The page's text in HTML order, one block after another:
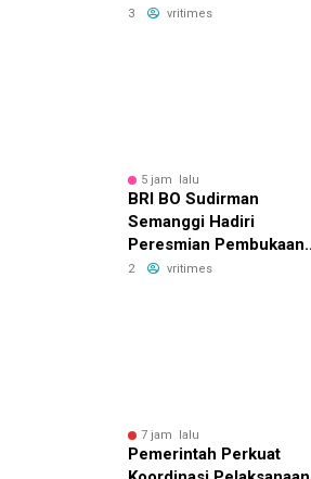
Pererat Silaturahmi dan
3 vritimes
5 jam lalu
BRI BO Sudirman
Semanggi Hadiri
Peresmian Pembukaan
Koperasi DPD RI, Perkuat
2 vritimes
7 jam lalu
Pemerintah Perkuat